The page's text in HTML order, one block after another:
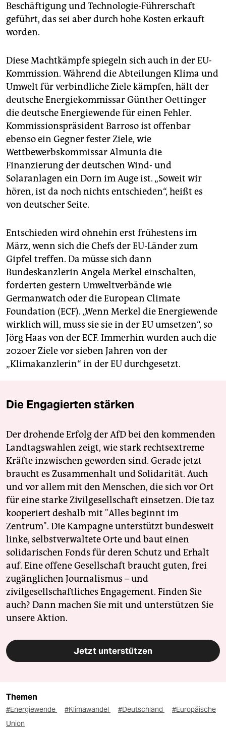
Beschäftigung und Technologie-Führerschaft
geführt, das sei aber durch hohe Kosten erkauft
worden.
Diese Machtkämpfe spiegeln sich auch in der EU-
Kommission. Während die Abteilungen Klima und
Umwelt für verbindliche Ziele kämpfen, hält der
deutsche Energiekommissar Günther Oettinger
die deutsche Energiewende für einen Fehler.
Kommissionspräsident Barroso ist offenbar
ebenso ein Gegner fester Ziele, wie
Wettbewerbskommissar Almunia die
Finanzierung der deutschen Wind- und
Solaranlagen ein Dorn im Auge ist. „Soweit wir
hören, ist da noch nichts entschieden“, heißt es
von deutscher Seite.
Entschieden wird ohnehin erst frühestens im
März, wenn sich die Chefs der EU-Länder zum
Gipfel treffen. Da müsse sich dann
Bundeskanzlerin Angela Merkel einschalten,
forderten gestern Umweltverbände wie
Germanwatch oder die European Climate
Foundation (ECF). „Wenn Merkel die Energiewende
wirklich will, muss sie sie in der EU umsetzen“, so
Jörg Haas von der ECF. Immerhin wurden auch die
2020er Ziele vor sieben Jahren von der
„Klimakanzlerin“ in der EU durchgesetzt.
Die Engagierten stärken
Der drohende Erfolg der AfD bei den kommenden
Landtagswahlen zeigt, wie stark rechtsextreme
Kräfte inzwischen geworden sind. Gerade jetzt
braucht es Zusammenhalt und Solidarität. Auch
und vor allem mit den Menschen, die sich vor Ort
für eine starke Zivilgesellschaft einsetzen. Die taz
kooperiert deshalb mit "Alles beginnt im
Zentrum". Die Kampagne unterstützt bundesweit
linke, selbstverwaltete Orte und baut einen
solidarischen Fonds für deren Schutz und Erhalt
auf. Eine offene Gesellschaft braucht guten, frei
zugänglichen Journalismus – und
zivilgesellschaftliches Engagement. Finden Sie
auch? Dann machen Sie mit und unterstützen Sie
unsere Aktion.
Jetzt unterstützen
Themen
#Energiewende #Klimawandel #Deutschland
#Europäische
Union